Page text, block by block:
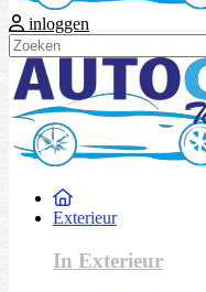
inloggen
Exterieur
In Exterieur